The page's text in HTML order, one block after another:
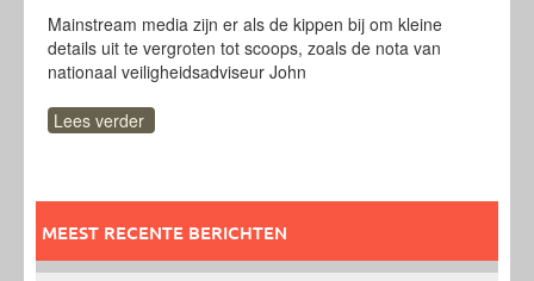
Mainstream media zijn er als de kippen bij om kleine
details uit te vergroten tot scoops, zoals de nota van
nationaal veiligheidsadviseur John
Lees verder
MEEST RECENTE BERICHTEN